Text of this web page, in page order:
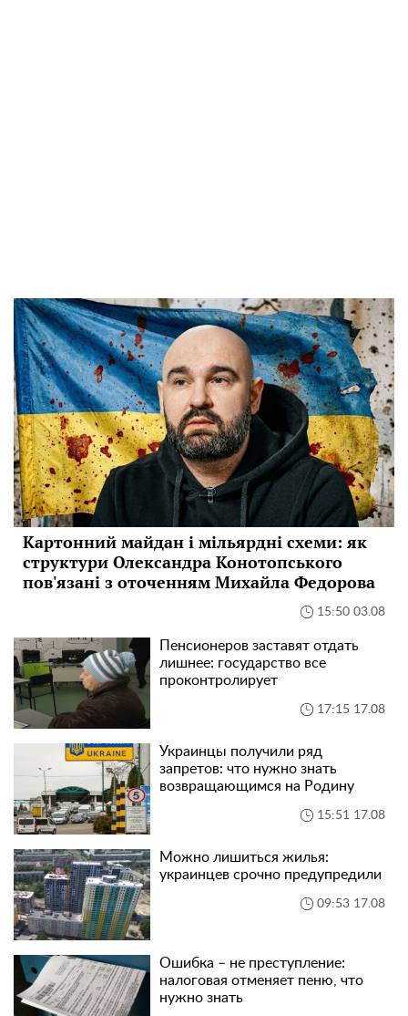
Картонний майдан і мільярдні схеми: як
структури Олександра Конотопського
пов'язані з оточенням Михайла Федорова
15:50 03.08
Пенсионеров заставят отдать
лишнее: государство все
проконтролирует
17:15 17.08
Украинцы получили ряд
запретов: что нужно знать
возвращающимся на Родину
15:51 17.08
Можно лишиться жилья:
украинцев срочно предупредили
09:53 17.08
Ошибка – не преступление:
налоговая отменяет пеню, что
нужно знать